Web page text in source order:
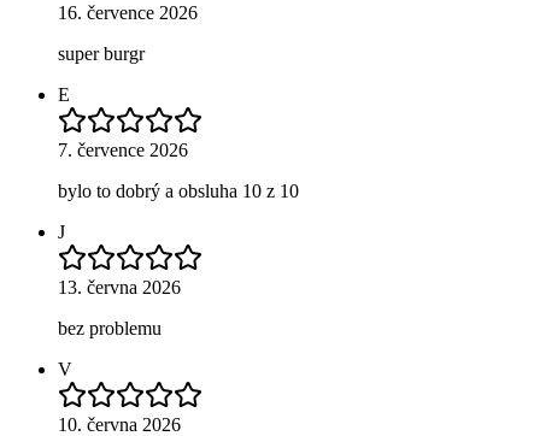
16. července 2026
super burgr
E
7. července 2026
bylo to dobrý a obsluha 10 z 10
J
13. června 2026
bez problemu
V
10. června 2026